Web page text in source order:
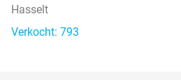
Hasselt
Verkocht: 793